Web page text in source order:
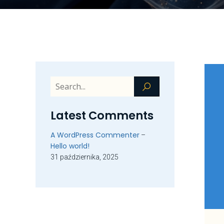
Latest Comments
A WordPress Commenter –
Hello world!
31 października, 2025